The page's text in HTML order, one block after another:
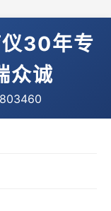
30年专
众诚